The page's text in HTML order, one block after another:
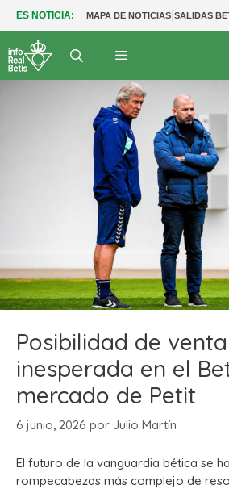
ES NOTICIA: MAPA DE NOTICIAS|SALIDAS
Posibilidad de venta
inesperada en el
mercado de Petit
6 junio, 2026 por Julio Martín
El futuro de la vanguardia bética se
rompecabezas más complejo de